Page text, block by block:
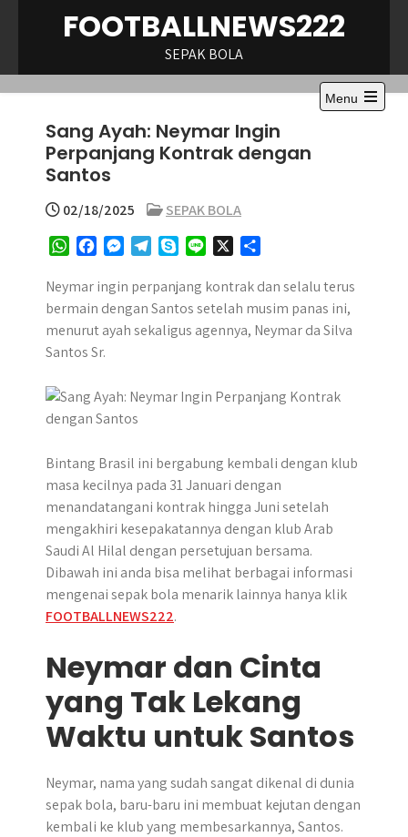
FOOTBALLNEWS222
SEPAK BOLA
Menu
Open
Sang Ayah: Neymar Ingin
Perpanjang Kontrak dengan
Santos
02/18/2025
SEPAK BOLA
W
a
t
s
A
c
e
b
o
s
s
e
r
l
e
g
y
p
e
n
e
a
r
e
Neymar ingin perpanjang kontrak dan selalu terus
bermain dengan Santos setelah musim panas ini,
menurut ayah sekaligus agennya, Neymar da Silva
Santos Sr.
Bintang Brasil ini bergabung kembali dengan klub
masa kecilnya pada 31 Januari dengan
menandatangani kontrak hingga Juni setelah
mengakhiri kesepakatannya dengan klub Arab
Saudi Al Hilal dengan persetujuan bersama.
Dibawah ini anda bisa melihat berbagai informasi
mengenai sepak bola menarik lainnya hanya klik
FOOTBALLNEWS222.
Neymar dan Cinta
yang Tak Lekang
Waktu untuk Santos
Neymar, nama yang sudah sangat dikenal di dunia
sepak bola, baru-baru ini membuat kejutan dengan
kembali ke klub yang membesarkannya, Santos.